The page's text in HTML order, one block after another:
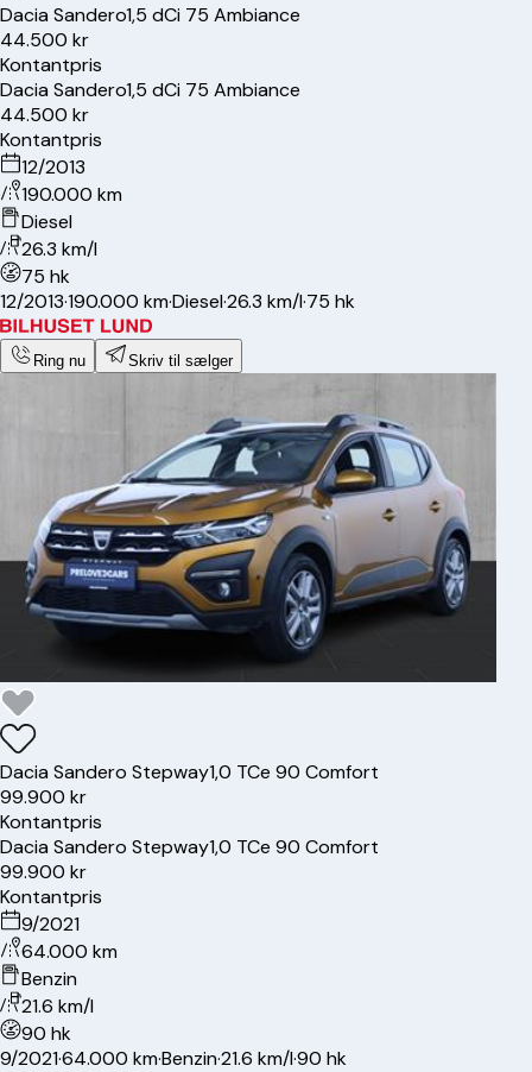
DaciaSandero1,5 dCi 75 Ambiance
44.500 kr
Kontantpris
DaciaSandero1,5 dCi 75 Ambiance
44.500 kr
Kontantpris
12/2013
190.000 km
Diesel
26.3 km/l
75 hk
12/2013·190.000 km·Diesel·26.3 km/l·75 hk
Ring nu Skriv til sælger
DaciaSandero Stepway1,0 TCe 90 Comfort
99.900 kr
Kontantpris
DaciaSandero Stepway1,0 TCe 90 Comfort
99.900 kr
Kontantpris
9/2021
64.000 km
Benzin
21.6 km/l
90 hk
9/2021·64.000 km·Benzin·21.6 km/l·90 hk